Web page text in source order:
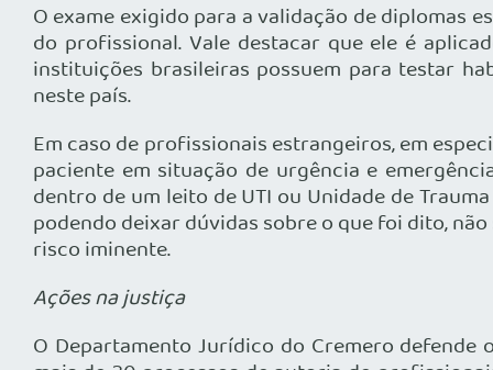
O exame exigido para a validação de diplomas
do profissional. Vale destacar que ele é
instituições brasileiras possuem para testar
neste país.
Em caso de profissionais estrangeiros, em
paciente em situação de urgência e
dentro de um leito de UTI ou Unidade de
podendo deixar dúvidas sobre o que foi dito,
risco iminente.
Ações na justiça
O Departamento Jurídico do Cremero defende